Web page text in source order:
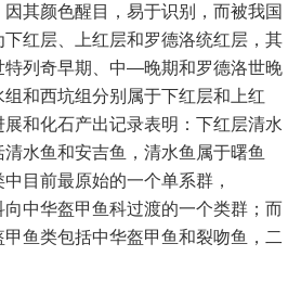
因其颜色醒目，易于识别，而被我国
红层、上红层和罗德洛统红层，其
特列奇早期、中—晚期和罗德洛世晚
和西坑组分别属于下红层和上红
和化石产出记录表明：下红层清水
水鱼和安吉鱼，清水鱼属于曙鱼
目前最原始的一个单系群，
中华盔甲鱼科过渡的一个类群；而
甲鱼类包括中华盔甲鱼和裂吻鱼，二